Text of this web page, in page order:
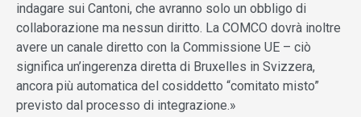
indagare sui Cantoni, che avranno solo un obbligo di
collaborazione ma nessun diritto. La COMCO dovrà inoltre
avere un canale diretto con la Commissione UE – ciò
significa un’ingerenza diretta di Bruxelles in Svizzera,
ancora più automatica del cosiddetto “comitato misto”
previsto dal processo di integrazione.»